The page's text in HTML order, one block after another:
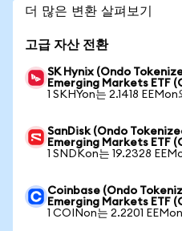
더 많은 변환 살펴보기
고급 자산 전환
SK Hynix (Ondo
Emerging Markets ETF
1 SKHYon는 2.1418 EEMon
SanDisk (Ondo
Emerging Markets ETF
1 SNDKon는 19.2328
Coinbase (Ondo
Emerging Markets ETF
1 COINon는 2.2201